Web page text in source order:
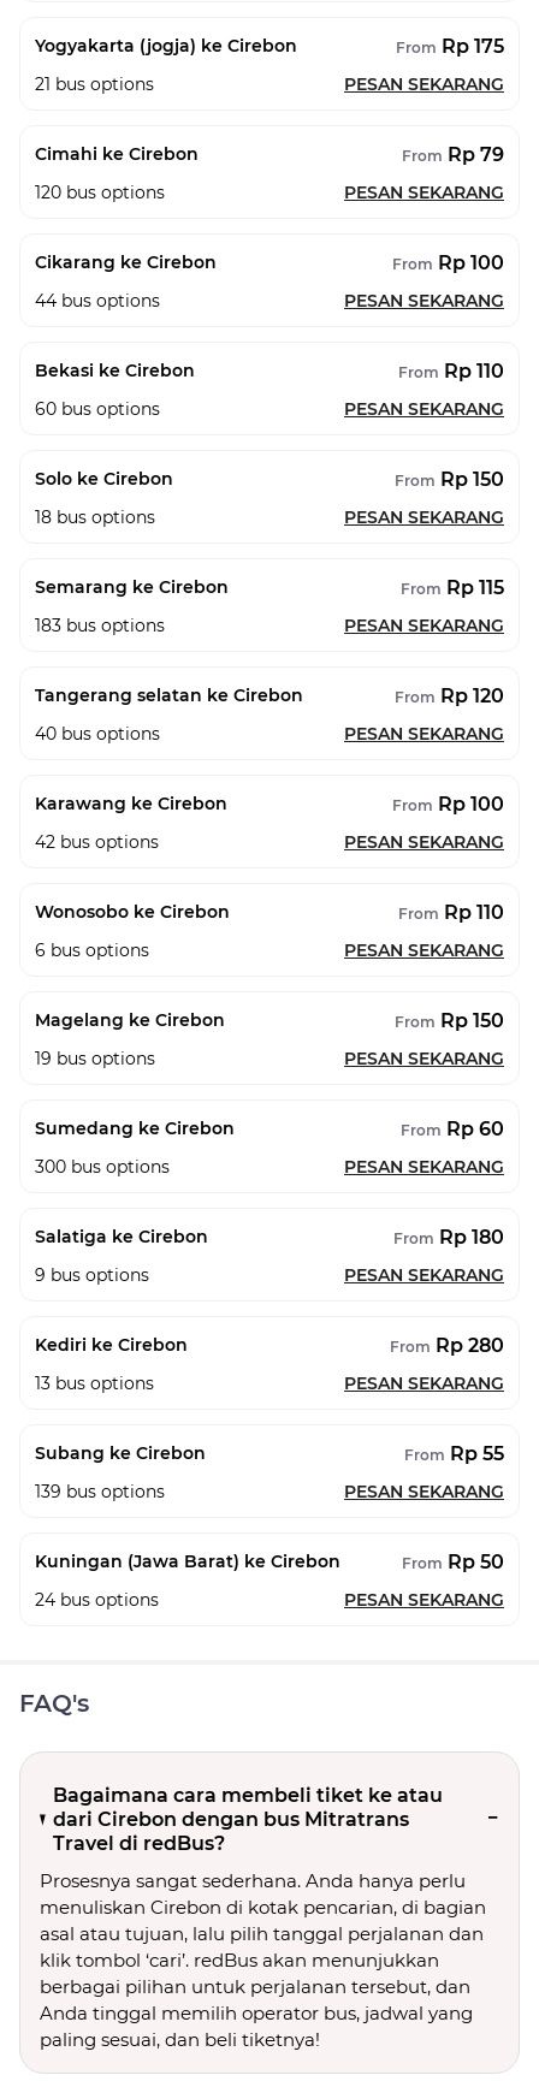
Yogyakarta (jogja) ke Cirebon From Rp 175
21 bus options PESAN SEKARANG
Cimahi ke Cirebon From Rp 79
120 bus options PESAN SEKARANG
Cikarang ke Cirebon From Rp 100
44 bus options PESAN SEKARANG
Bekasi ke Cirebon From Rp 110
60 bus options PESAN SEKARANG
Solo ke Cirebon From Rp 150
18 bus options PESAN SEKARANG
Semarang ke Cirebon From Rp 115
183 bus options PESAN SEKARANG
Tangerang selatan ke Cirebon From Rp 120
40 bus options PESAN SEKARANG
Karawang ke Cirebon From Rp 100
42 bus options PESAN SEKARANG
Wonosobo ke Cirebon From Rp 110
6 bus options PESAN SEKARANG
Magelang ke Cirebon From Rp 150
19 bus options PESAN SEKARANG
Sumedang ke Cirebon From Rp 60
300 bus options PESAN SEKARANG
Salatiga ke Cirebon From Rp 180
9 bus options PESAN SEKARANG
Kediri ke Cirebon From Rp 280
13 bus options PESAN SEKARANG
Subang ke Cirebon From Rp 55
139 bus options PESAN SEKARANG
Kuningan (Jawa Barat) ke Cirebon From Rp 50
24 bus options PESAN SEKARANG
FAQ's
Bagaimana cara membeli tiket ke atau
dari Cirebon dengan bus Mitratrans
Travel di redBus?
Prosesnya sangat sederhana. Anda hanya perlu
menuliskan Cirebon di kotak pencarian, di bagian
asal atau tujuan, lalu pilih tanggal perjalanan dan
klik tombol ‘cari’. redBus akan menunjukkan
berbagai pilihan untuk perjalanan tersebut, dan
Anda tinggal memilih operator bus, jadwal yang
paling sesuai, dan beli tiketnya!